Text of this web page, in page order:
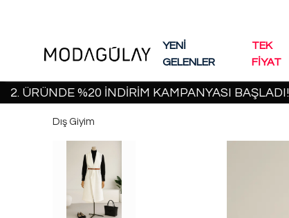
YENİ
GELENLER
TEK
FİYAT
%20 İNDİRİM KAMPANYASI BAŞLADI! |
Dış Giyim